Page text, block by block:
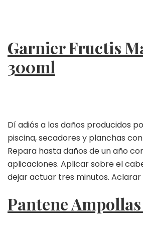
Garnier Fructis
300ml
Dí adiós a los daños producidos
piscina, secadores y planchas
Repara hasta daños de un año
aplicaciones. Aplicar sobre el
dejar actuar tres minutos.
Pantene